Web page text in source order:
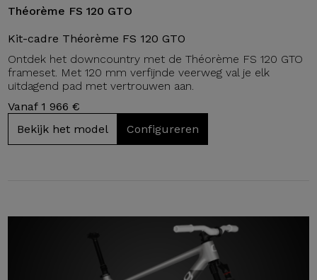
Théorème FS 120 GTO
Kit-cadre Théorème FS 120 GTO
Ontdek het downcountry met de Théorème FS 120 GTO
frameset. Met 120 mm verfijnde veerweg val je elk
uitdagend pad met vertrouwen aan.
Vanaf 1 966 €
Bekijk het model
Configureren